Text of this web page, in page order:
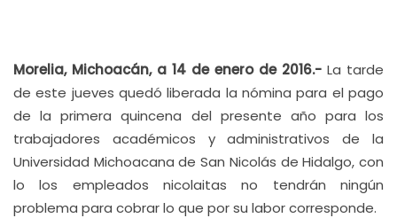
Morelia, Michoacán, a 14 de enero de 2016.- La tarde
de este jueves quedó liberada la nómina para el pago
de la primera quincena del presente año para los
trabajadores académicos y administrativos de la
Universidad Michoacana de San Nicolás de Hidalgo, con
lo los empleados nicolaitas no tendrán ningún
problema para cobrar lo que por su labor corresponde.